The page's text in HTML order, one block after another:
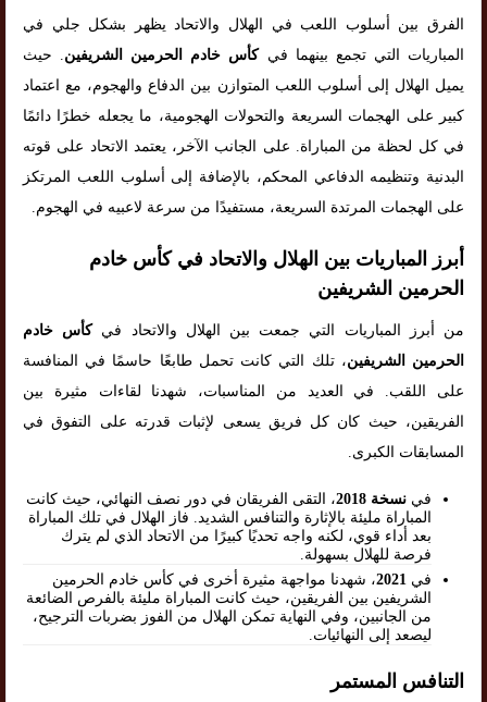
الفرق بين أسلوب اللعب في الهلال والاتحاد يظهر بشكل جلي في
المباريات التي تجمع بينهما فيكأس خادم الحرمين الشريفين. حيث
يميل الهلال إلى أسلوب اللعب المتوازن بين الدفاع والهجوم، مع اعتماد
كبير على الهجمات السريعة والتحولات الهجومية، ما يجعله خطرًا دائمًا
في كل لحظة من المباراة. على الجانب الآخر، يعتمد الاتحاد على قوته
البدنية وتنظيمه الدفاعي المحكم، بالإضافة إلى أسلوب اللعب المرتكز
على الهجمات المرتدة السريعة، مستفيدًا من سرعة لاعبيه في الهجوم.
أبرز المباريات بين الهلال والاتحاد في كأس خادم
الحرمين الشريفين
من أبرز المباريات التي جمعت بين الهلال والاتحاد فيكأس خادم
الحرمين الشريفين، تلك التي كانت تحمل طابعًا حاسمًا في المنافسة
على اللقب. في العديد من المناسبات، شهدنا لقاءات مثيرة بين
الفريقين، حيث كان كل فريق يسعى لإثبات قدرته على التفوق في
المسابقات الكبرى.
في نسخة 2018
، التقى الفريقان في دور نصف النهائي، حيث كانت
المباراة مليئة بالإثارة والتنافس الشديد. فاز الهلال في تلك المباراة
بعد أداء قوي، لكنه واجه تحديًا كبيرًا من الاتحاد الذي لم يترك
فرصة للهلال بسهولة.
في 2021، شهدنا مواجهة مثيرة أخرى في كأس خادم الحرمين
الشريفين بين الفريقين، حيث كانت المباراة مليئة بالفرص الضائعة
من الجانبين، وفي النهاية تمكن الهلال من الفوز بضربات الترجيح،
ليصعد إلى النهائيات.
التنافس المستمر